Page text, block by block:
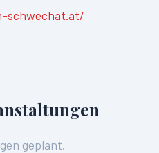
schwechat.at/
geplant.